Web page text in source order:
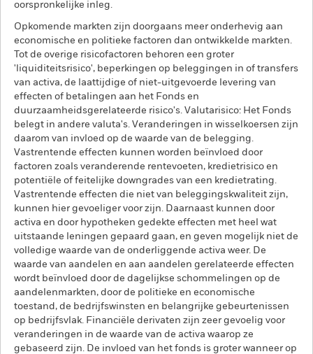
oorspronkelijke inleg.
Opkomende markten zijn doorgaans meer onderhevig aan
economische en politieke factoren dan ontwikkelde markten.
Tot de overige risicofactoren behoren een groter
'liquiditeitsrisico', beperkingen op beleggingen in of transfers
van activa, de laattijdige of niet-uitgevoerde levering van
effecten of betalingen aan het Fonds en
duurzaamheidsgerelateerde risico's. Valutarisico: Het Fonds
belegt in andere valuta's. Veranderingen in wisselkoersen zijn
daarom van invloed op de waarde van de belegging.
Vastrentende effecten kunnen worden beïnvloed door
factoren zoals veranderende rentevoeten, kredietrisico en
potentiële of feitelijke downgrades van een kredietrating.
Vastrentende effecten die niet van beleggingskwaliteit zijn,
kunnen hier gevoeliger voor zijn. Daarnaast kunnen door
activa en door hypotheken gedekte effecten met heel wat
uitstaande leningen gepaard gaan, en geven mogelijk niet de
volledige waarde van de onderliggende activa weer. De
waarde van aandelen en aan aandelen gerelateerde effecten
wordt beïnvloed door de dagelijkse schommelingen op de
aandelenmarkten, door de politieke en economische
toestand, de bedrijfswinsten en belangrijke gebeurtenissen
op bedrijfsvlak. Financiële derivaten zijn zeer gevoelig voor
veranderingen in de waarde van de activa waarop ze
gebaseerd zijn. De invloed van het fonds is groter wanneer op